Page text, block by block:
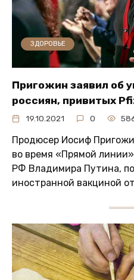
ЗДОРОВЬЕ
Пригожин заявил об
россиян, привитых
19.10.2021 0
Продюсер Иосиф
во время «Прямой
РФ Владимира Путина,
иностранной вакциной